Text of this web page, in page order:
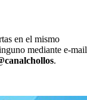
en el mismo
mediante e-mail
.